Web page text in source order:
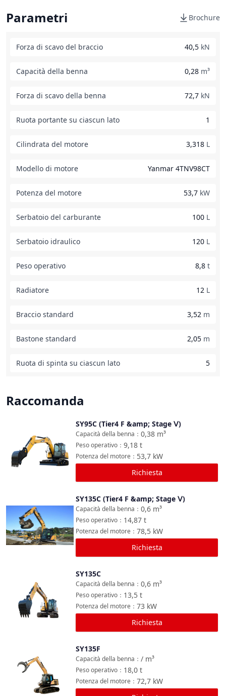
Parametri Brochure
Forza di scavo del braccio 40,5 kN
Capacità della benna 0,28 m³
Forza di scavo della benna 72,7 kN
Ruota portante su ciascun lato 1
Cilindrata del motore 3,318 L
Modello di motore Yanmar 4TNV98CT
Potenza del motore 53,7 kW
Serbatoio del carburante 100 L
Serbatoio idraulico 120 L
Peso operativo 8,8 t
Radiatore 12 L
Braccio standard 3,52 m
Bastone standard 2,05 m
Ruota di spinta su ciascun lato 5
Raccomanda
SY95C (Tier4 F &amp; Stage Ⅴ)
0,38 m³
Capacità della benna ：
9,18 t
Peso operativo ：
53,7 kW
Potenza del motore ：
Richiesta
SY135C (Tier4 F &amp; Stage Ⅴ)
0,6 m³
Capacità della benna ：
14,87 t
Peso operativo ：
78,5 kW
Potenza del motore ：
Richiesta
SY135C
0,6 m³
Capacità della benna ：
13,5 t
Peso operativo ：
73 kW
Potenza del motore ：
Richiesta
SY135F
/ m³
Capacità della benna ：
18,0 t
Peso operativo ：
72,7 kW
Potenza del motore ：